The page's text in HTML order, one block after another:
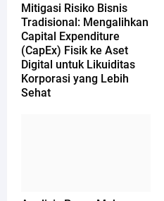
Mitigasi Risiko Bisnis
Tradisional: Mengalihkan
Capital Expenditure
(CapEx) Fisik ke Aset
Digital untuk Likuiditas
Korporasi yang Lebih
Sehat